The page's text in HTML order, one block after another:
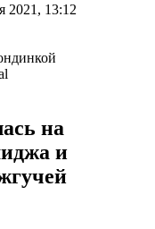
2021, 13:12
на
и